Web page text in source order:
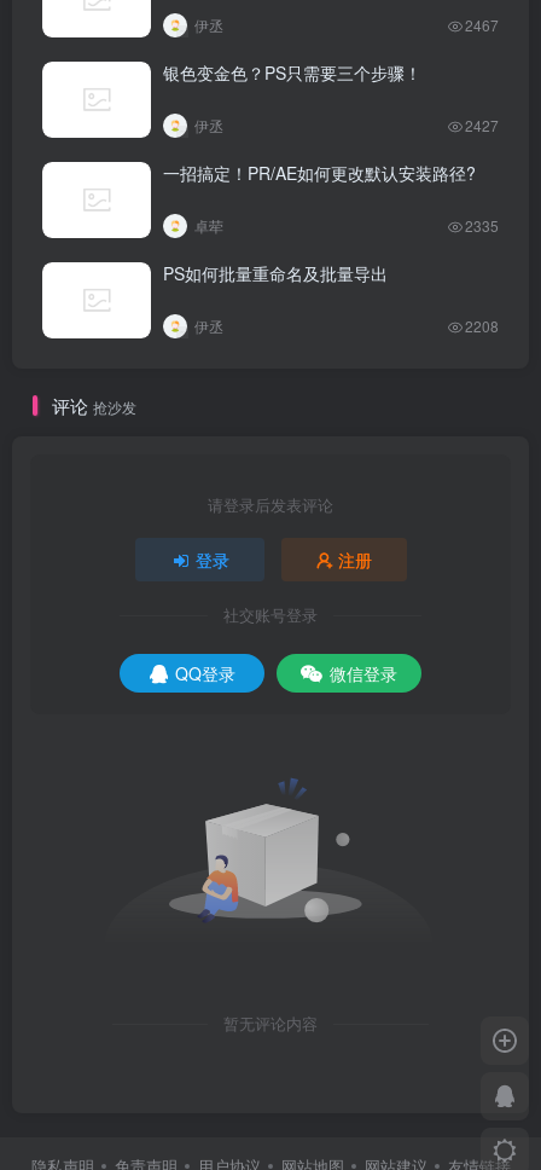
伊丞 2467
银色变金色？PS只需要三个步骤！
伊丞 2427
一招搞定！PR/AE如何更改默认安装路径?
卓荦 2335
PS如何批量重命名及批量导出
伊丞 2208
评论 抢沙发
请登录后发表评论
登录 注册
社交账号登录
QQ登录 微信登录
暂无评论内容